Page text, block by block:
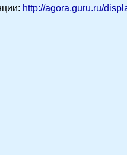
http://agora.guru.ru/